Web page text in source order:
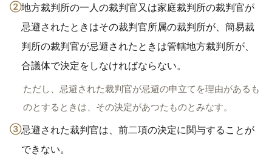
②地方裁判所の一人の裁判官又は家庭裁判所の裁判官が
忌避されたときはその裁判官所属の裁判所が、簡易裁
判所の裁判官が忌避されたときは管轄地方裁判所が、
合議体で決定をしなければならない。
ただし、忌避された裁判官が忌避の申立てを理由があるも
のとするときは、その決定があつたものとみなす。
③忌避された裁判官は、前二項の決定に関与することが
できない。